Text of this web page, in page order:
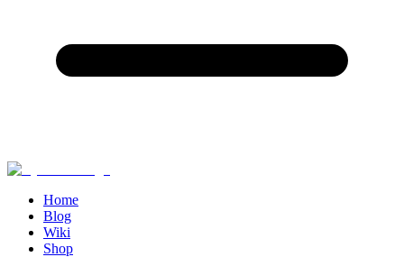
Home
Blog
Wiki
Shop